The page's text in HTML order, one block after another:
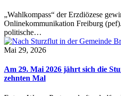
„Wahlkompass“ der Erzdiözese
Onlinekommunikation Freiburg
politische…
Mai 29, 2026
Am 29. Mai 2026 jährt sich die
zehnten Mal